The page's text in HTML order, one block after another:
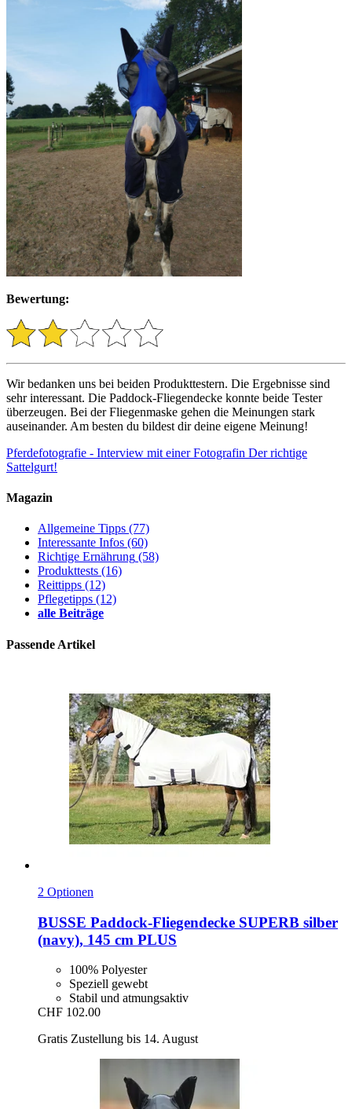
Bewertung:
Wir bedanken uns bei beiden Produkttestern. Die Ergebnisse sind
sehr interessant. Die Paddock-Fliegendecke konnte beide Tester
überzeugen. Bei der Fliegenmaske gehen die Meinungen stark
auseinander. Am besten du bildest dir deine eigene Meinung!
Pferdefotografie - Interview mit einer Fotografin Der richtige
Sattelgurt!
Magazin
Allgemeine Tipps (77)
Interessante Infos (60)
Richtige Ernährung (58)
Produkttests (16)
Reittipps (12)
Pflegetipps (12)
alle Beiträge
Passende Artikel
2 Optionen
BUSSE Paddock-​Fliegendecke SUPERB silber
(navy), 145 cm PLUS
100% Polyester
Speziell gewebt
Stabil und atmungsaktiv
CHF 102.00
Gratis Zustellung bis 14. August